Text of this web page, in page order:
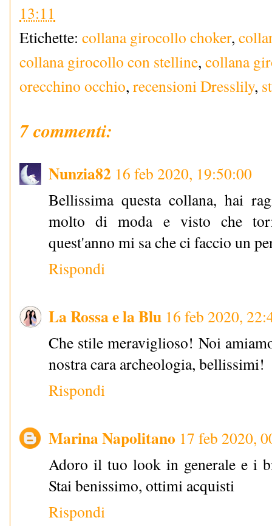
13:11
Etichette: collana girocollo choker,
collana girocollo con stelline, collana
orecchino occhio, recensioni Dresslily,
7 commenti:
Nunzia82 16 feb 2020, 19:50:00
Bellissima questa collana, hai
molto di moda e visto che
quest'anno mi sa che ci faccio un
Rispondi
La Rossa e la Blu 16 feb 2020,
Che stile meraviglioso! Noi
nostra cara archeologia, bellissimi!
Rispondi
Marina Napolitano 17 feb 2020,
Adoro il tuo look in generale e i
Stai benissimo, ottimi acquisti
Rispondi